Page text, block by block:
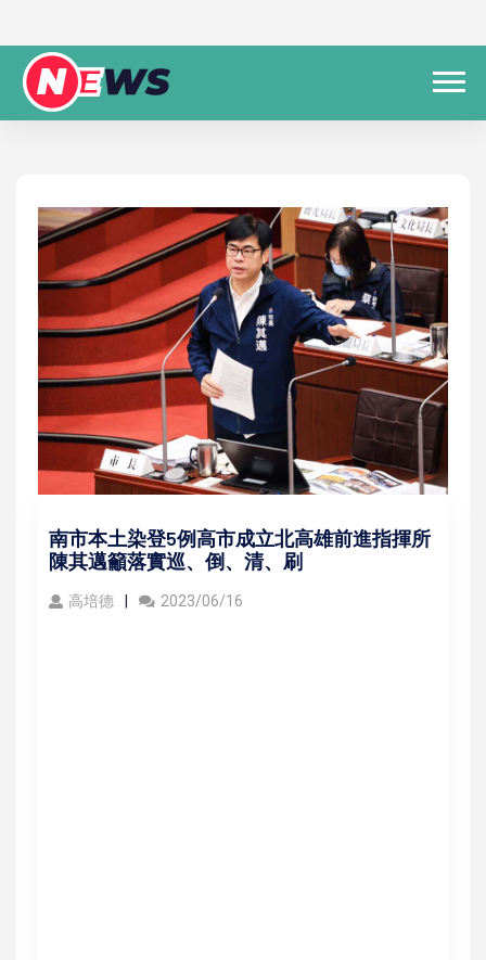
南市本土染登5例高市成立北高雄前進指揮所
陳其邁籲落實巡、倒、清、刷
高培德 2023/06/16